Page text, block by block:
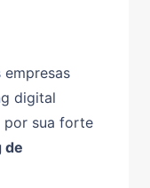
empresas
digital
por sua forte
de